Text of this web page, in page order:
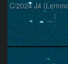
C/2024 J4